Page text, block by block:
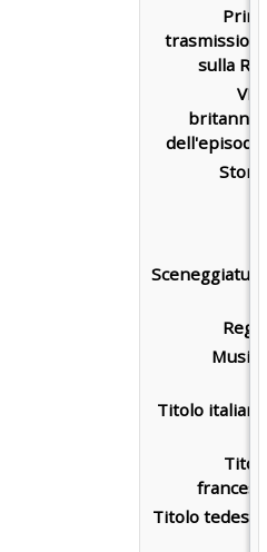
sulla
Titolo
Titolo